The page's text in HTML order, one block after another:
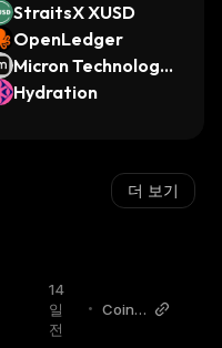
StraitsX XUSD
OpenLedger
Micron Technology
(Ondo Tokenized St
Hydration
더 보기
14
일
전
• Coin